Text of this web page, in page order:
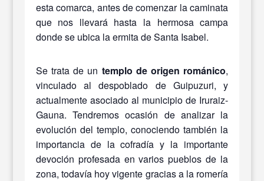
esta comarca, antes de comenzar la caminata
que nos llevará hasta la hermosa campa
donde se ubica la ermita de Santa Isabel.
Se trata de un templo de origen románico,
vinculado al despoblado de Guipuzuri, y
actualmente asociado al municipio de Iruraiz-
Gauna. Tendremos ocasión de analizar la
evolución del templo, conociendo también la
importancia de la cofradía y la importante
devoción profesada en varios pueblos de la
zona, todavía hoy vigente gracias a la romería